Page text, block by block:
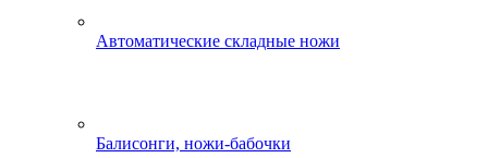
Автоматические складные ножи
Балисонги, ножи-бабочки